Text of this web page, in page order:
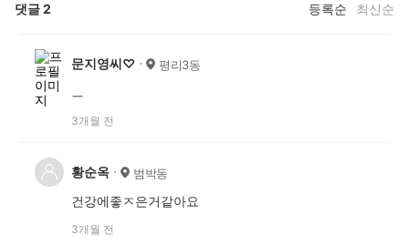
댓글2 등록순 최신순
문지영씨♡ 평리3동
ㅡ
3개월 전
황순옥 범박동
건강에좋ㅈ은거같아요
3개월 전